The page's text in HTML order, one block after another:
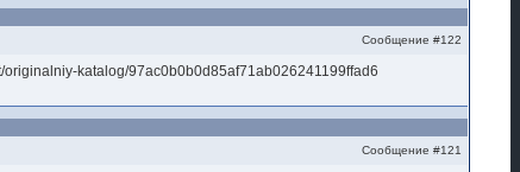
Сообщение #122
katalog/97ac0b0b0d85af71ab026241199ffad6
Сообщение #121